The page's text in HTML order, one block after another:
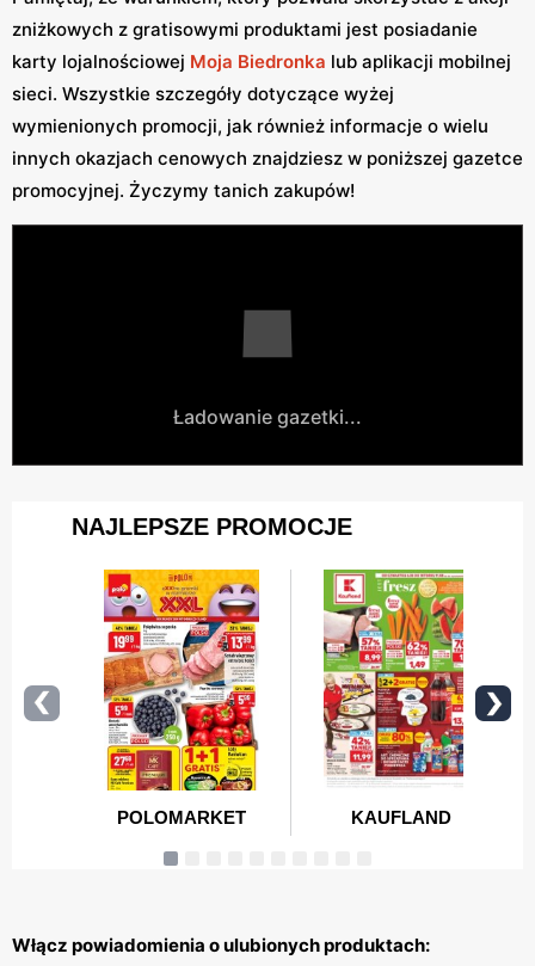
zniżkowych z gratisowymi produktami jest posiadanie
karty lojalnościowej Moja Biedronka lub aplikacji mobilnej
sieci. Wszystkie szczegóły dotyczące wyżej
wymienionych promocji, jak również informacje o wielu
innych okazjach cenowych znajdziesz w poniższej gazetce
promocyjnej. Życzymy tanich zakupów!
Ładowanie gazetki...
Włącz powiadomienia o ulubionych produktach: